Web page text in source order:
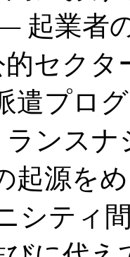
起業者
ーに
遣プロ
ショ
起源を
間の